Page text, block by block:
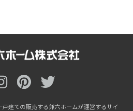
建ての販売する兼六ホームが運営するサイ